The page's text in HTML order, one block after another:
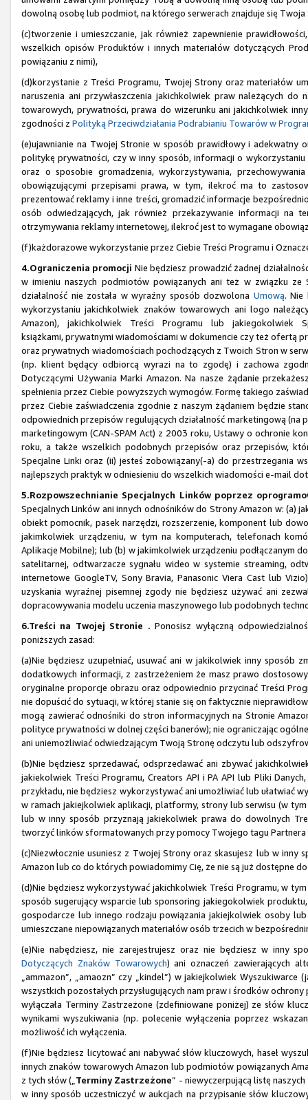
dowolną osobę lub podmiot, na którego serwerach znajduje się
(c)tworzenie i umieszczanie, jak również zapewnienie
wszelkich opisów Produktów i innych materiałów dotyczących
powiązaniu z nimi),
(d)korzystanie z Treści Programu, Twojej Strony oraz materiałów
naruszenia ani przywłaszczenia jakichkolwiek praw należących
towarowych, prywatności, prawa do wizerunku ani jakichkolwiek
zgodności z Polityką Przeciwdziałania Podrabianiu Towarów w
(e)ujawnianie na Twojej Stronie w sposób prawidłowy i adekwatny
politykę prywatności, czy w inny sposób, informacji o
oraz o sposobie gromadzenia, wykorzystywania,
obowiązującymi przepisami prawa, w tym, ilekroć ma to
prezentować reklamy i inne treści, gromadzić informacje
osób odwiedzających, jak również przekazywanie informacji na
otrzymywania reklamy internetowej, ilekroć jest to wymagane
(f)każdorazowe wykorzystanie przez Ciebie Treści Programu i
4.Ograniczenia promocji Nie będziesz prowadzić żadnej
w imieniu naszych podmiotów powiązanych ani też w związku ze
działalność nie została w wyraźny sposób dozwolona Umową. Nie
wykorzystaniu jakichkolwiek znaków towarowych ani logo
Amazon), jakichkolwiek Treści Programu lub jakiegokolwiek
książkami, prywatnymi wiadomościami w dokumencie czy też ofertą
oraz prywatnych wiadomościach pochodzących z Twoich Stron w
(np. klient będący odbiorcą wyrazi na to zgodę) i zachowa
Dotyczącymi Używania Marki Amazon. Na nasze żądanie
spełnienia przez Ciebie powyższych wymogów. Formę takiego
przez Ciebie zaświadczenia zgodnie z naszym żądaniem będzie
odpowiednich przepisów regulujących działalność marketingową (na
marketingowym (CAN-SPAM Act) z 2003 roku, Ustawy o ochronie
roku, a także wszelkich podobnych przepisów oraz przepisów,
Specjalne Linki oraz (ii) jesteś zobowiązany(-a) do przestrzegania
najlepszych praktyk w odniesieniu do wszelkich wiadomości e-mail
5.Rozpowszechnianie Specjalnych Linków poprzez
Specjalnych Linków ani innych odnośników do Strony Amazon w:
obiekt pomocnik, pasek narzędzi, rozszerzenie, komponent lub
jakimkolwiek urządzeniu, w tym na komputerach, telefonach
Aplikacje Mobilne); lub (b) w jakimkolwiek urządzeniu podłączanym
satelitarnej, odtwarzacze sygnału wideo w systemie streaming,
internetowe GoogleTV, Sony Bravia, Panasonic Viera Cast lub
uzyskania wyraźnej pisemnej zgody nie będziesz używać ani
dopracowywania modelu uczenia maszynowego lub podobnych
6.Treści na Twojej Stronie . Ponosisz wyłączną
poniższych zasad:
(a)Nie będziesz uzupełniać, usuwać ani w jakikolwiek inny sposób
dodatkowych informacji, z zastrzeżeniem że masz prawo
oryginalne proporcje obrazu oraz odpowiednio przycinać Treści
nie dopuścić do sytuacji, w której stanie się on faktycznie
mogą zawierać odnośniki do stron informacyjnych na Stronie
polityce prywatności w dolnej części banerów); nie ograniczając
ani uniemożliwiać odwiedzającym Twoją Stronę odczytu lub
(b)Nie będziesz sprzedawać, odsprzedawać ani zbywać
jakiekolwiek Treści Programu, Creators API i PA API lub Pliki
przykładu, nie będziesz wykorzystywać ani umożliwiać lub ułatwiać
w ramach jakiejkolwiek aplikacji, platformy, strony lub serwisu (w
lub w inny sposób przyznają jakiekolwiek prawa do dowolnych
tworzyć linków sformatowanych przy pomocy Twojego tagu
(c)Niezwłocznie usuniesz z Twojej Strony oraz skasujesz lub w
Amazon lub co do których powiadomimy Cię, że nie są już dostępne
(d)Nie będziesz wykorzystywać jakichkolwiek Treści Programu, w
sposób sugerujący wsparcie lub sponsoring jakiegokolwiek
gospodarcze lub innego rodzaju powiązania jakiejkolwiek osoby
umieszczane niepowiązanych materiałów osób trzecich w
(e)Nie nabędziesz, nie zarejestrujesz oraz nie będziesz w inny
Dotyczących Znaków Towarowych) ani oznaczeń zawierających
„ammazon”, „amaozn” czy „kindel”) w jakiejkolwiek
wszystkich pozostałych przysługujących nam praw i środków
wyłączała Terminy Zastrzeżone (zdefiniowane poniżej) ze słów
wynikami wyszukiwania (np. polecenie wyłączenia poprzez
możliwość ich wyłączenia.
(f)Nie będziesz licytować ani nabywać słów kluczowych, haseł
innych znaków towarowych Amazon lub podmiotów powiązanych
z tych słów („ Terminy Zastrzeżone” - niewyczerpującą listę
w inny sposób uczestniczyć w aukcjach na przypisanie słów